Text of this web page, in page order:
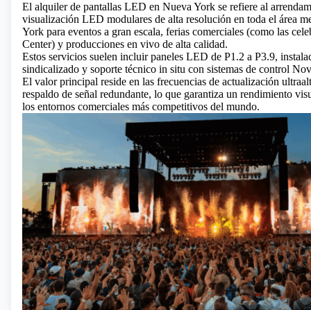
El alquiler de pantallas LED en Nueva York se refiere al
visualización LED modulares de alta resolución en toda el área
York para eventos a gran escala, ferias comerciales (como las
Center) y producciones en vivo de alta calidad.
Estos servicios suelen incluir paneles LED de P1.2 a P3.9,
sindicalizado y soporte técnico in situ con sistemas de control
El valor principal reside en las frecuencias de actualización
respaldo de señal redundante, lo que garantiza un rendimiento
los entornos comerciales más competitivos del mundo.